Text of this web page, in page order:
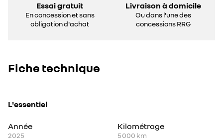
Essai gratuit
En concession et sans
obligation d'achat
Livraison à domicile
Ou dans l'une des
concessions RRG
Fiche technique
L'essentiel
Année
2025
Kilométrage
5 000 km